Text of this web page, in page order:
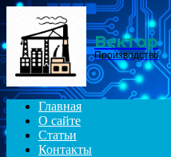
Вектор
Производство
Главная
О сайте
Статьи
Контакты